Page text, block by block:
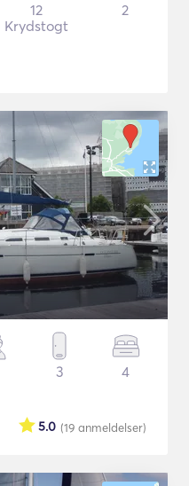
12
Krydstogt
2
3 4
(19 anmeldelser)
5.0